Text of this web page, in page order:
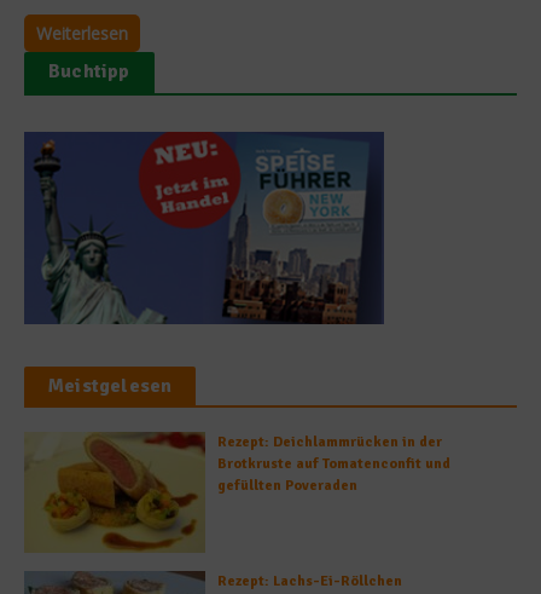
Weiterlesen
Buchtipp
Meistgelesen
Rezept: Deichlammrücken in der
Brotkruste auf Tomatenconfit und
gefüllten Poveraden
Rezept: Lachs-Ei-Röllchen